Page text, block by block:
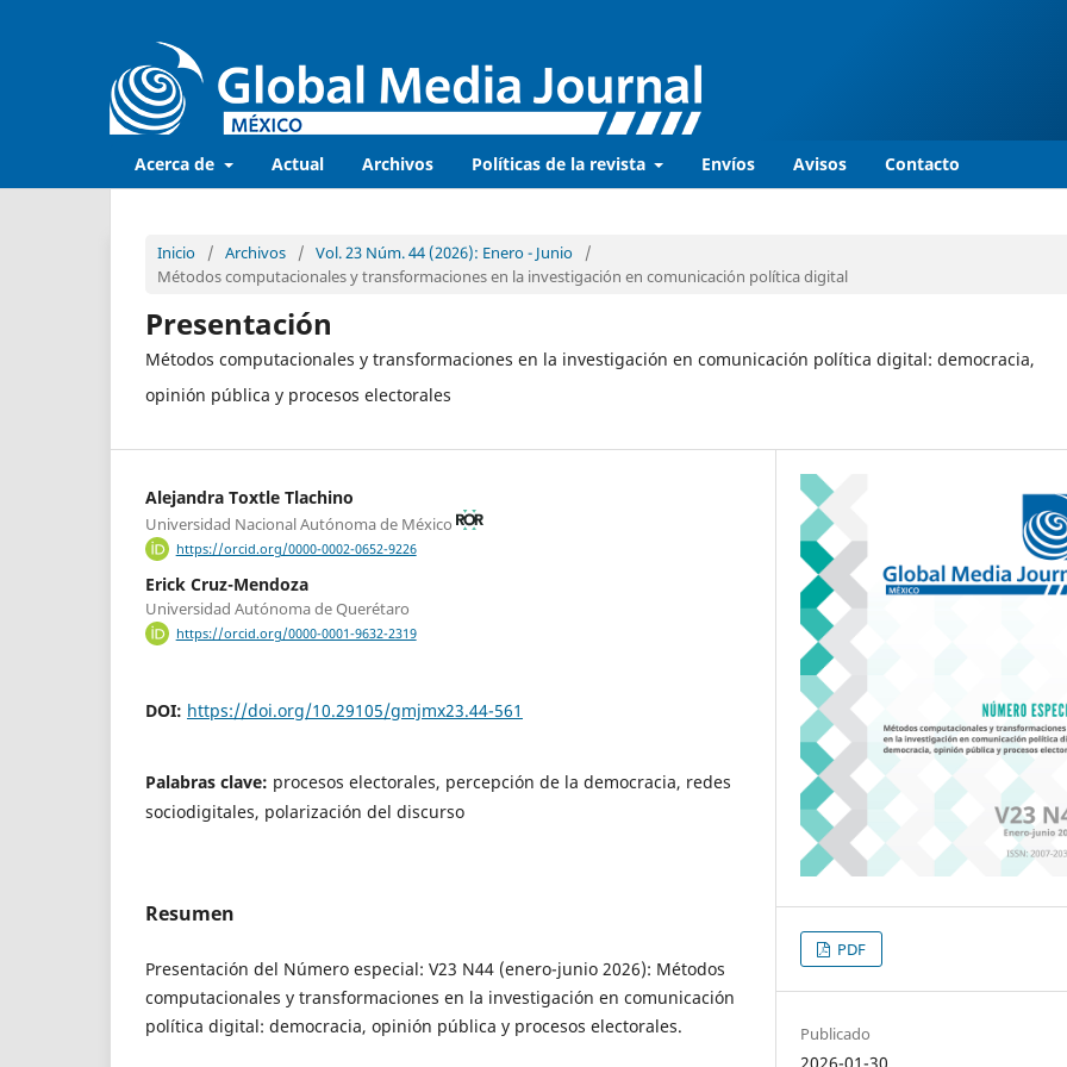
Acerca de Actual Archivos Políticas de la revista Envíos Avisos Contacto
Inicio / Archivos / Vol. 23 Núm. 44 (2026): Enero - Junio
/
Métodos computacionales y transformaciones en la investigación en comunicación política digital
Presentación
Métodos computacionales y transformaciones en la investigación en comunicación política digital: democracia,
opinión pública y procesos electorales
Alejandra Toxtle Tlachino
Universidad Nacional Autónoma de México
https://orcid.org/0000-0002-0652-9226
Erick Cruz-Mendoza
Universidad Autónoma de Querétaro
https://orcid.org/0000-0001-9632-2319
DOI: https://doi.org/10.29105/gmjmx23.44-561
Palabras clave: procesos electorales, percepción de la democracia, redes
sociodigitales, polarización del discurso
Resumen
Presentación del Número especial: V23 N44 (enero-junio 2026): Métodos
computacionales y transformaciones en la investigación en comunicación
política digital: democracia, opinión pública y procesos electorales.
PDF
Publicado